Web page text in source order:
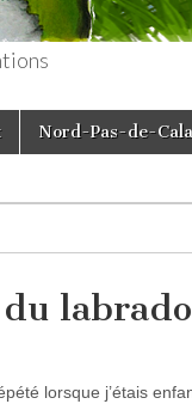
Nord-Pas-de-
du
lorsque j’étais